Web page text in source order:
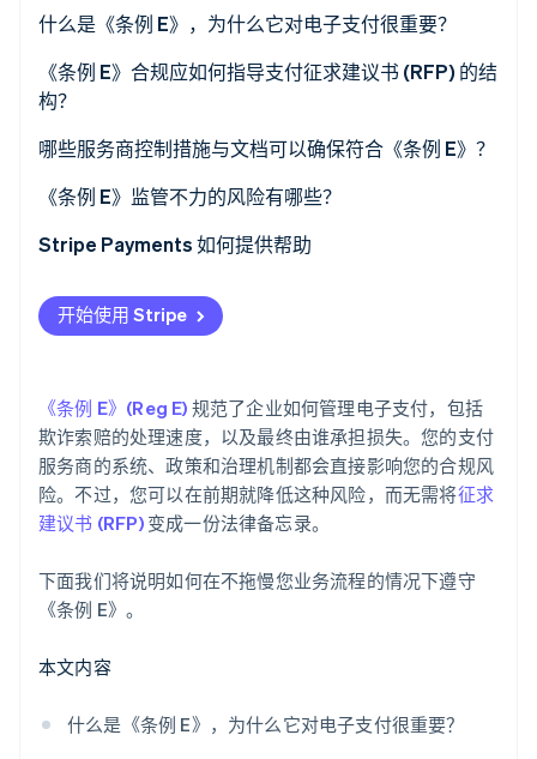
什么是《条例 E》，为什么它对电子支付很重要？
《条例 E》合规应如何指导支付征求建议书 (RFP) 的结
构？
明确合规是优先事项
要求提供证据
包含一个情境
哪些服务商控制措施与文档可以确保符合《条例 E》？
授权流程
争议处理与时间线
经得起审查的记录
您可以咨询的专家
《条例 E》监管不力的风险有哪些？
监管行动
消费者诉讼
Stripe Payments 如何提供帮助
开始使用 Stripe
《条例 E》(Reg E) 规范了企业如何管理电子支付，包括
欺诈索赔的处理速度，以及最终由谁承担损失。您的支付
服务商的系统、政策和治理机制都会直接影响您的合规风
险。不过，您可以在前期就降低这种风险，而无需将征求
建议书 (RFP)变成一份法律备忘录。
下面我们将说明如何在不拖慢您业务流程的情况下遵守
《条例 E》。
本文内容
什么是《条例 E》，为什么它对电子支付很重要？